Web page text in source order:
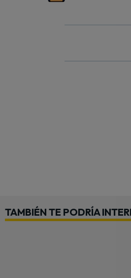
TAMBIÉN TE PODRÍA